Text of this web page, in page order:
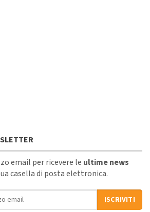
email per ricevere le ultime news
casella di posta elettronica.
ISCRIVITI